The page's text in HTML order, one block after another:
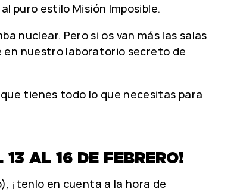
puro estilo Misión Imposible.
nuclear. Pero si os van más las salas
en nuestro laboratorio secreto de
tienes todo lo que necesitas para
AL 16 DE FEBRERO!
¡tenlo en cuenta a la hora de